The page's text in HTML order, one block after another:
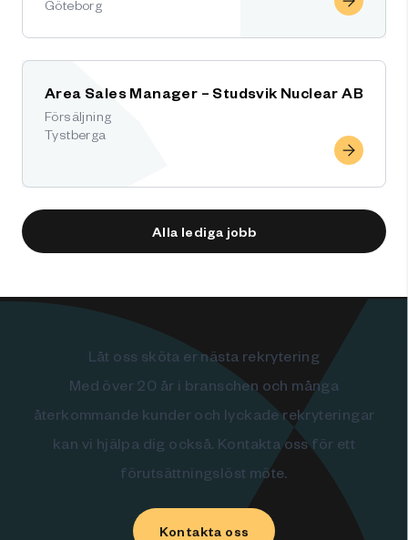
Göteborg
Area Sales Manager – Studsvik Nuclear AB
Försäljning
Tystberga
Alla lediga jobb
Låt oss sköta er nästa rekrytering
Med över 20 år i branschen och många
återkommande kunder och lyckade rekryteringar
kan vi hjälpa dig också. Kontakta oss för ett
förutsättningslöst möte.
Kontakta oss